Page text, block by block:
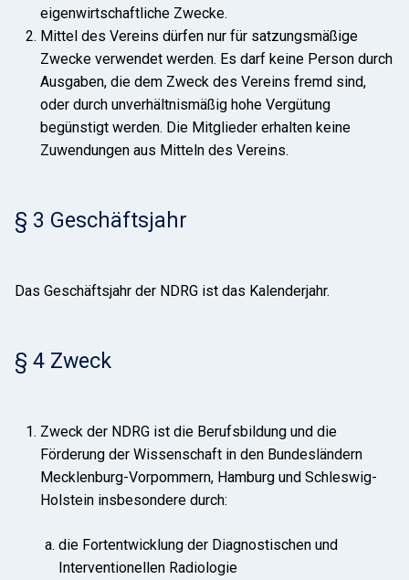
eigenwirtschaftliche Zwecke.
Mittel des Vereins dürfen nur für satzungsmäßige
Zwecke verwendet werden. Es darf keine Person durch
Ausgaben, die dem Zweck des Vereins fremd sind,
oder durch unverhältnismäßig hohe Vergütung
begünstigt werden. Die Mitglieder erhalten keine
Zuwendungen aus Mitteln des Vereins.
§ 3 Geschäftsjahr
Das Geschäftsjahr der NDRG ist das Kalenderjahr.
§ 4 Zweck
Zweck der NDRG ist die Berufsbildung und die
Förderung der Wissenschaft in den Bundesländern
Mecklenburg-Vorpommern, Hamburg und Schleswig-
Holstein insbesondere durch:
die Fortentwicklung der Diagnostischen und
Interventionellen Radiologie